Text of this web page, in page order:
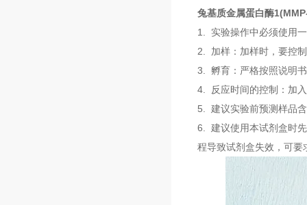
兔基质金属蛋白酶
1. 实验操作中必须使用
2. 加样：加样时，要控
3. 孵育：严格按照说明
4. 反应时间的控制：加
5. 建议实验前预测样品
6. 建议使用本试剂盒时
程导致试剂盒失效，可